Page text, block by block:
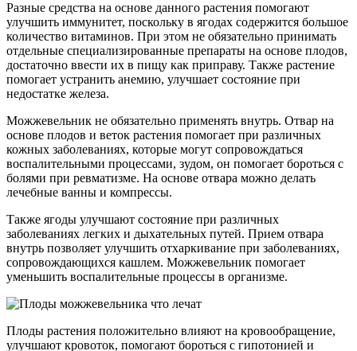
Разные средства на основе данного растения помогают
улучшить иммунитет, поскольку в ягодах содержится большое
количество витаминов. При этом не обязательно принимать
отдельные специализированные препараты на основе плодов,
достаточно ввести их в пищу как приправу. Также растение
помогает устранить анемию, улучшает состояние при
недостатке железа.
Можжевельник не обязательно применять внутрь. Отвар на
основе плодов и веток растения помогает при различных
кожных заболеваниях, которые могут сопровождаться
воспалительными процессами, зудом, он помогает бороться с
болями при ревматизме. На основе отвара можно делать
лечебные ванны и компрессы.
Также ягоды улучшают состояние при различных
заболеваниях легких и дыхательных путей. Прием отвара
внутрь позволяет улучшить отхаркивание при заболеваниях,
сопровождающихся кашлем. Можжевельник помогает
уменьшить воспалительные процессы в организме.
Плоды растения положительно влияют на кровообращение,
улучшают кровоток, помогают бороться с гипотонией и